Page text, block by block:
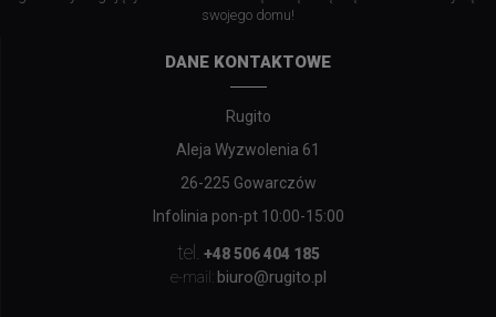
swojego domu!
DANE KONTAKTOWE
Rugito
Aleja Wyzwolenia 61
26-225 Gowarczów
Infolinia pon-pt 10:00-15:00
tel.
+48 506 404 185
e-mail: biuro@rugito.pl